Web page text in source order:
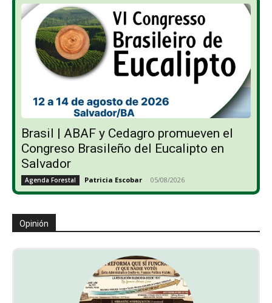
Brasil | ABAF y Cedagro promueven el
Congreso Brasileño del Eucalipto en
Salvador
Agenda Forestal Patricia Escobar - 05/08/2026
Opinión